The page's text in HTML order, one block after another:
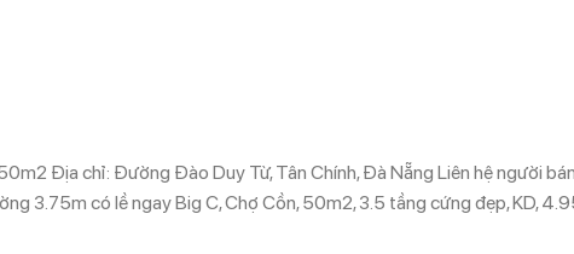
Địa chỉ: Đường Đào Duy Từ, Tân Chính, Đà Nẵng Liên hệ người
3.75m có lề ngay Big C, Chợ Cồn, 50m2, 3.5 tầng cứng đẹp, KD,